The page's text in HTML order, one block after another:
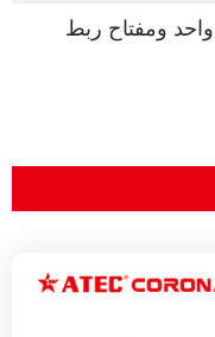
ومفتاح ربط